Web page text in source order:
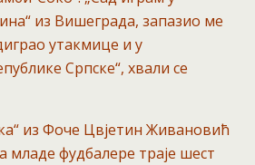
из Вишеграда, запазио ме
утакмице и у
Српске“, хвали се
из Фоче Цвјетин Живановић
младе фудбалере траје шест